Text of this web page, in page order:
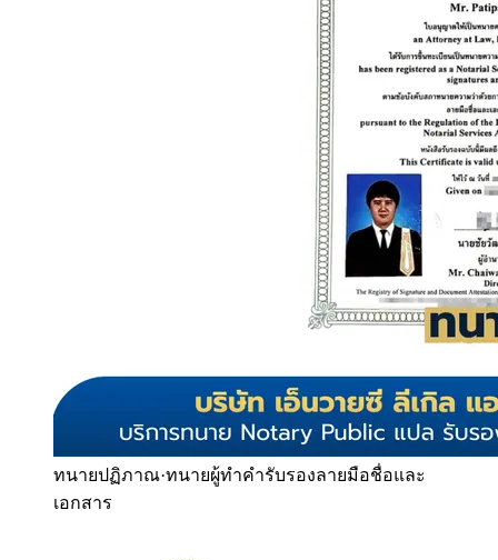
ทนายปฏิภาณ·ทนายผู้ทำคำรับรองลายมือชื่อและ
เอกสาร